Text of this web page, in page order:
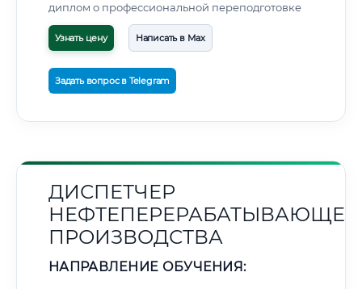
диплом о профессиональной переподготовке
Узнать цену Написать в Max
Задать вопрос в Telegram
ДИСПЕТЧЕР
ПРОИЗВОДСТВА
НАПРАВЛЕНИЕ ОБУЧЕНИЯ: